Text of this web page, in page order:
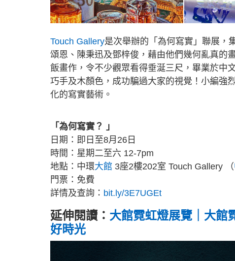
Touch Gallery是次舉辦的「為何寫實」聯展，
頌恩、陳秉迅及鄧梓俊，藉由他們幾何亂真的
飯畫作，令不少觀眾看得垂涎三尺，畢業於中
巧手及木顏色，成功騙過大家的視覺！小編強
化的寫實藝術。
「為何寫實？ 」
日期：即日至8月26日
時間：星期二至六 12-7pm
地點：中環大館 3座2樓202室 Touch Gallery （
門票：免費
詳情及查詢： bit.ly/3E7UGEt
延伸閱讀： 大館霓虹燈展覽｜大館
好時光